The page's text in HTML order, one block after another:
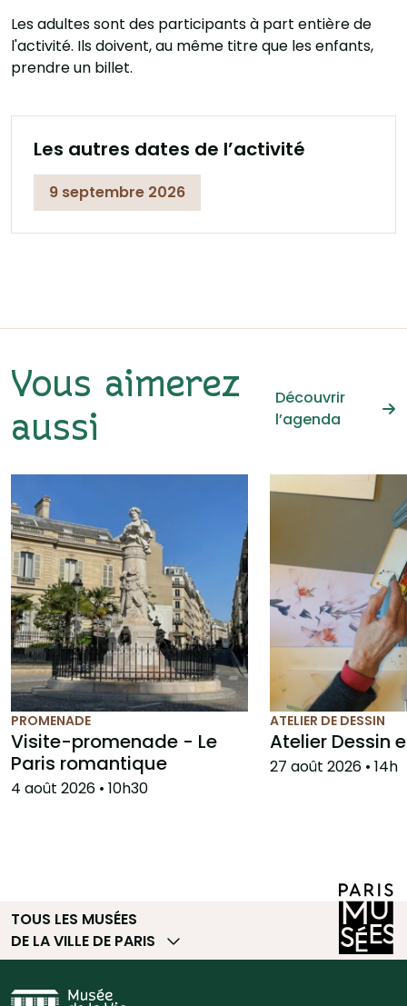
Les adultes sont des participants à part entière de
l'activité. Ils doivent, au même titre que les enfants,
prendre un billet.
Les autres dates de l’activité
9 septembre 2026
Vous aimerez
aussi
Découvrir
l’agenda
PROMENADE
Visite-promenade - Le
Paris romantique
4 août 2026 • 10h30
ATELIER DE DESSIN
Atelier Dessin
27 août 2026 • 14h
TOUS LES MUSÉES
DE LA VILLE DE PARIS